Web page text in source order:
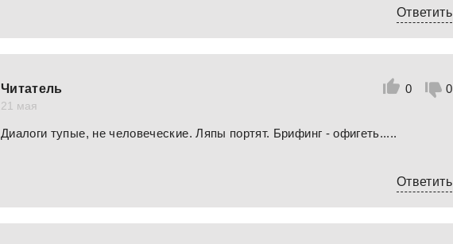
Ответить
Читатель
21 мая
0 0
Диалоги тупые, не человеческие. Ляпы портят. Брифинг - офигеть.....
Ответить